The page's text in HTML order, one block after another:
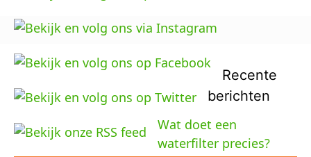
Recente
berichten
Wat doet een
waterfilter precies?